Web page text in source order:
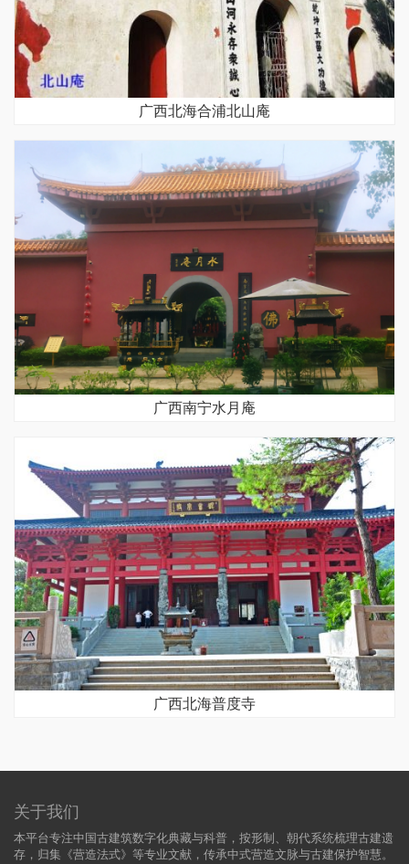
广西北海合浦北山庵
广西南宁水月庵
广西北海普度寺
关于我们
本平台专注中国古建筑数字化典藏与科普，按形制、朝代系统梳理古建遗
存，归集《营造法式》等专业文献，传承中式营造文脉与古建保护智慧。